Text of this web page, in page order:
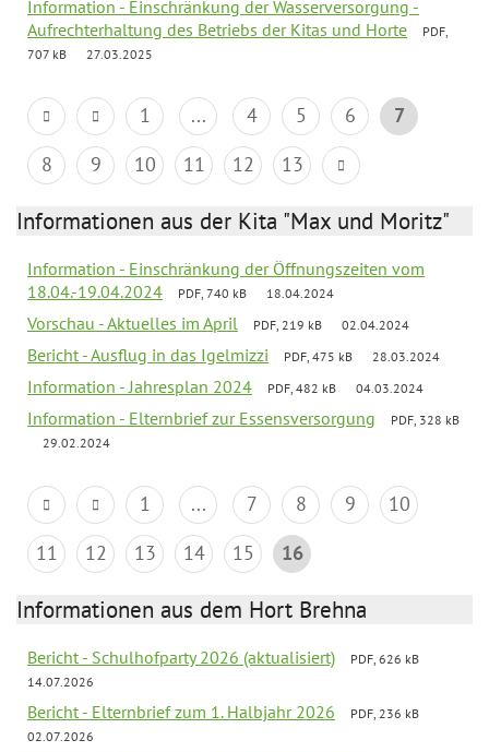
Information - Einschränkung der Wasserversorgung -
Aufrechterhaltung des Betriebs der Kitas und Horte
PDF,
707 kB
27.03.2025
1 ... 4 5 6
7
8
9 10 11 12 13
Informationen aus der Kita "Max und Moritz"
Information - Einschränkung der Öffnungszeiten vom
18.04.-19.04.2024
PDF, 740 kB 18.04.2024
Vorschau - Aktuelles im April PDF, 219 kB 02.04.2024
Bericht - Ausflug in das Igelmizzi PDF, 475 kB 28.03.2024
Information - Jahresplan 2024 PDF, 482 kB 04.03.2024
Information - Elternbrief zur Essensversorgung
PDF, 328 kB
29.02.2024
1 ... 7 8 9
10
11
12 13 14 15 16
Informationen aus dem Hort Brehna
Bericht - Schulhofparty 2026 (aktualisiert)
PDF, 626 kB
14.07.2026
Bericht - Elternbrief zum 1. Halbjahr 2026
PDF, 236 kB
02.07.2026